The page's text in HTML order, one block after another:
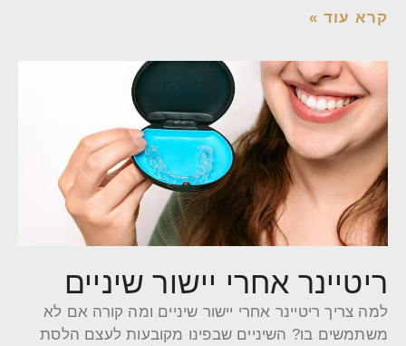
קרא עוד »
ריטיינר אחרי יישור שיניים
למה צריך ריטיינר אחרי יישור שיניים ומה קורה אם לא
משתמשים בו? השיניים שבפינו מקובעות לעצם הלסת